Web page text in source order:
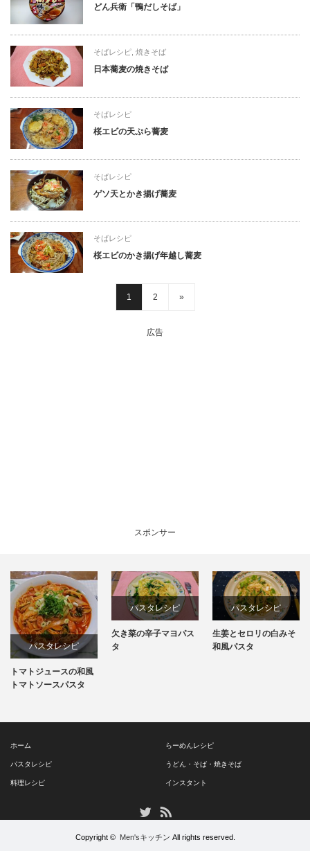
どん兵衛「鴨だしそば」
そばレシピ, 焼きそば
日本蕎麦の焼きそば
そばレシピ
桜エビの天ぷら蕎麦
そばレシピ
ゲソ天とかき揚げ蕎麦
そばレシピ
桜エビのかき揚げ年越し蕎麦
1 2 »
広告
スポンサー
パスタレシピ
トマトジュースの和風
トマトソースパスタ
パスタレシピ
欠き菜の辛子マヨパス
タ
パスタレシピ
生姜とセロリの白みそ
和風パスタ
ホーム らーめんレシピ
パスタレシピ うどん・そば・焼きそば
料理レシピ インスタント
Twitter
Copyright © Men'sキッチン All rights reserved.